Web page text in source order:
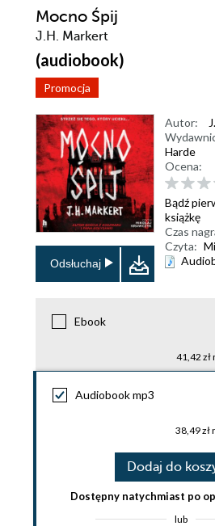
Mocno Śpij
J.H. Markert
(audiobook)
Promocja
Odsłuchaj
Autor:
Harde
Ocena:
Bądź
książkę
Czas
Czyta:
Ebook
41,42 zł
Audiobook mp3
38,49 zł
Dodaj do
Dostępny natychmiast po
lub